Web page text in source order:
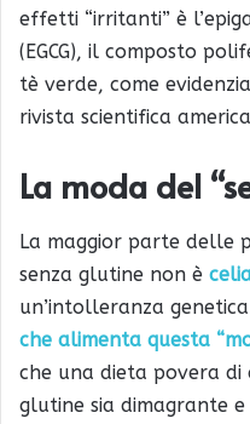
effetti “irritanti” è
(EGCG), il composto
tè verde, come
rivista scientifica
La moda del
La maggior parte delle
senza glutine non è
un’intolleranza
che alimenta questa
che una dieta povera
glutine sia dimagrante